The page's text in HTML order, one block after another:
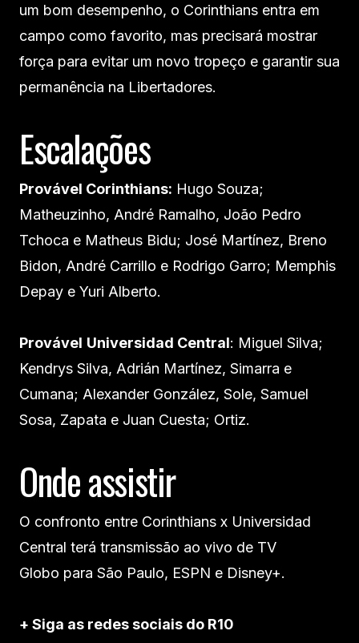
um bom desempenho, o Corinthians entra em
campo como favorito, mas precisará mostrar
força para evitar um novo tropeço e garantir sua
permanência na Libertadores.
Escalações
Provável Corinthians: Hugo Souza;
Matheuzinho, André Ramalho, João Pedro
Tchoca e Matheus Bidu; José Martínez, Breno
Bidon, André Carrillo e Rodrigo Garro; Memphis
Depay e Yuri Alberto.
Provável Universidad Central: Miguel Silva;
Kendrys Silva, Adrián Martínez, Simarra e
Cumana; Alexander González, Sole, Samuel
Sosa, Zapata e Juan Cuesta; Ortiz.
Onde assistir
O confronto entre Corinthians x Universidad
Central terá transmissão ao vivo de TV
Globo para São Paulo, ESPN e Disney+.
+ Siga as redes sociais do R10